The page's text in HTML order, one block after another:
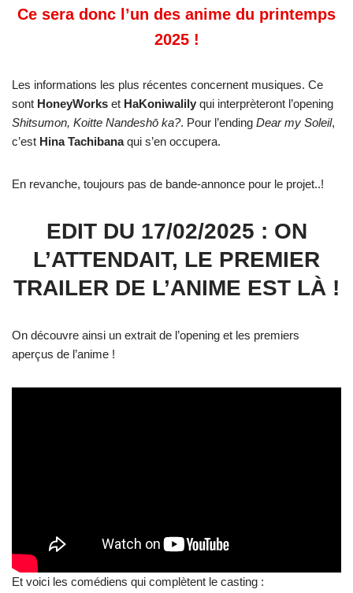
Ce sera donc l’un des anime du printemps
2025 !
Les informations les plus récentes concernent musiques. Ce
sont HoneyWorks et HaKoniwalily qui interprèteront l’opening
Shitsumon, Koitte Nandeshō ka?. Pour l’ending Dear my Soleil,
c’est Hina Tachibanaqui s’en occupera.
En revanche, toujours pas de bande-annonce pour le projet..!
EDIT DU 17/02/2025 : ON
L’ATTENDAIT, LE PREMIER
TRAILER DE L’ANIME EST LÀ !
On découvre ainsi un extrait de l’opening et les premiers
aperçus de l’anime !
Et voici les comédiens qui complètent le casting :